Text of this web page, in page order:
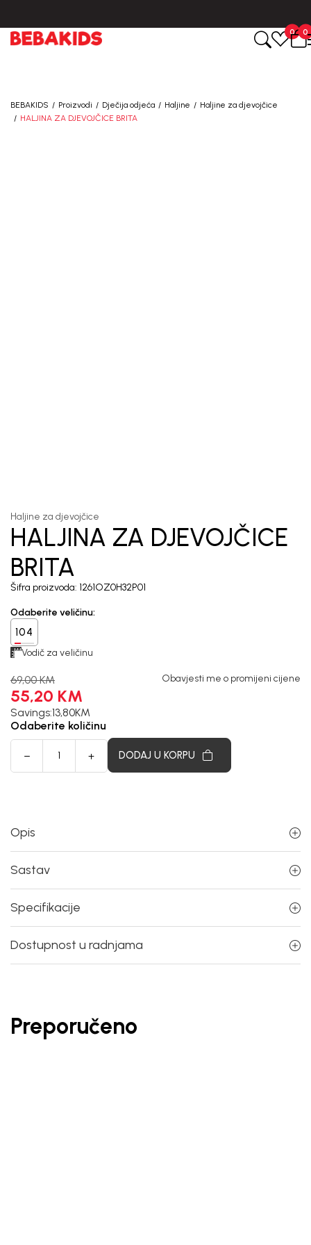
0
0
BEBAKIDS Proizvodi Dječija odjeća Haljine
Haljine za djevojčice
HALJINA ZA DJEVOJČICE BRITA
Haljine za djevojčice
HALJINA ZA DJEVOJČICE
BRITA
Šifra proizvoda: 1261OZ0H32P01
Odaberite veličinu:
104
Vodič za veličinu
69,00 KM
55,20 KM
Savings:13,80KM
Obavjesti me o promijeni cijene
Odaberite količinu
DODAJ U KORPU
Opis
Sastav
Specifikacije
Dostupnost u radnjama
Preporučeno